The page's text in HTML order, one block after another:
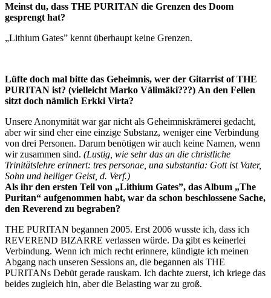
Meinst du, dass THE PURITAN die Grenzen des Doom
gesprengt hat?
„Lithium Gates” kennt überhaupt keine Grenzen.
Lüfte doch mal bitte das Geheimnis, wer der Gitarrist of THE
PURITAN ist? (vielleicht Marko Välimäki???) An den Fellen
sitzt doch nämlich Erkki Virta?
Unsere Anonymität war gar nicht als Geheimniskrämerei gedacht,
aber wir sind eher eine einzige Substanz, weniger eine Verbindung
von drei Personen. Darum benötigen wir auch keine Namen, wenn
wir zusammen sind. (Lustig, wie sehr das an die christliche
Trinitätslehre erinnert: tres personae, una substantia: Gott ist Vater,
Sohn und heiliger Geist, d. Verf.)
Als ihr den ersten Teil von „Lithium Gates”, das Album „The
Puritan“ aufgenommen habt, war da schon beschlossene Sache,
den Reverend zu begraben?
THE PURITAN begannen 2005. Erst 2006 wusste ich, dass ich
REVEREND BIZARRE verlassen würde. Da gibt es keinerlei
Verbindung. Wenn ich mich recht erinnere, kündigte ich meinen
Abgang nach unseren Sessions an, die begannen als THE
PURITANs Debüt gerade rauskam. Ich dachte zuerst, ich kriege das
beides zugleich hin, aber die Belasting war zu groß.